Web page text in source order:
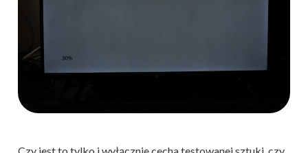
Czy jest to tylko i wyłącznie cecha testowanej sztuki, czy